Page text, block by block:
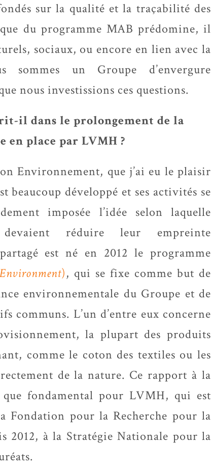
sur la qualité et la traçabilité des
du programme MAB prédomine, il
sociaux, ou encore en lien avec la
un Groupe d’envergure
nous investissions ces questions.
il dans le prolongement de la
en place par LVMH ?
Environnement, que j’ai eu le plaisir
beaucoup développé et ses activités se
imposée l’idée selon laquelle
réduire leur empreinte
est né en 2012 le programme
), qui se fixe comme but de
environnementale du Groupe et de
communs. L’un d’entre eux concerne
la plupart des produits
comme le coton des textiles ou les
de la nature. Ce rapport à la
fondamental pour LVMH, qui est
Fondation pour la Recherche pour la
2012, à la Stratégie Nationale pour la